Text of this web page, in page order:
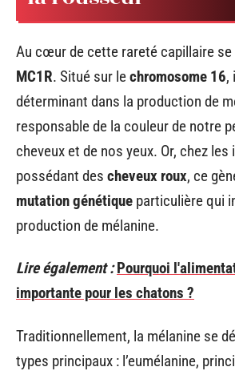
Au cœur de cette rareté capillaire
MC1R. Situé sur lechromosome 16,
déterminant dans la production de
responsable de la couleur de notre
cheveux et de nos yeux. Or, chez les
possédant des cheveux roux, ce
mutation génétique particulière qui
production de mélanine.
Lire également : Pourquoi
importante pour les chatons ?
Traditionnellement, la mélanine se
types principaux : l’eumélanine,